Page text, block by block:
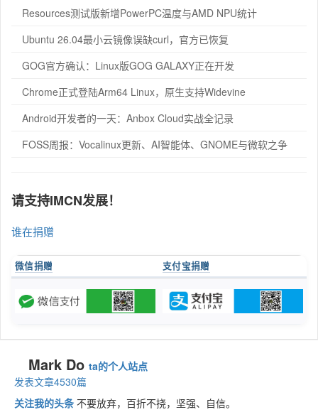
Resources测试版新增PowerPC温度与AMD NPU统计
Ubuntu 26.04最小云镜像误缺curl，官方已恢复
GOG官方确认：Linux版GOG GALAXY正在开发
Chrome正式登陆Arm64 Linux，原生支持Widevine
Android开发者的一天：Anbox Cloud实战全记录
FOSS周报：Vocalinux更新、AI智能体、GNOME与微软之争
请支持IMCN发展！
谁在捐赠
微信捐赠 支付宝捐赠
Mark Do ta的个人站点
发表文章4530篇
关注我的头条 不要放弃，百折不挠，坚强、自信。